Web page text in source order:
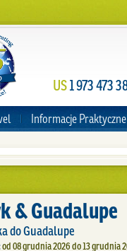
US1 973 473
Informacje Praktyczne
& Guadalupe
do Guadalupe
od 08 grudnia 2026 do 13 grudnia